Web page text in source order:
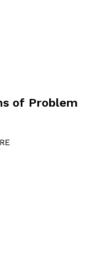
of Problem